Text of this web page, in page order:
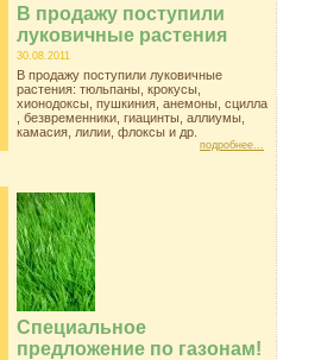
В продажу поступили
луковичные растения
30.08.2011
В продажу поступили луковичные
растения: тюльпаны, крокусы,
хионодоксы, пушкиния, анемоны, сцилла
, безвременники, гиацинты, аллиумы,
камасия, лилии, флоксы и др.
подробнее...
Специальное
предложение по газонам!